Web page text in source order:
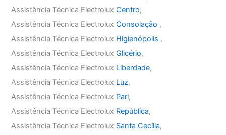
Assistência Técnica ElectroluxCentro,
Assistência Técnica ElectroluxConsolação ,
Assistência Técnica Electrolux Higienópolis ,
Assistência Técnica ElectroluxGlicério,
Assistência Técnica Electrolux Liberdade,
Assistência Técnica Electrolux Luz,
Assistência Técnica Electrolux Pari,
Assistência Técnica Electrolux República,
Assistência Técnica Electrolux Santa Cecília,